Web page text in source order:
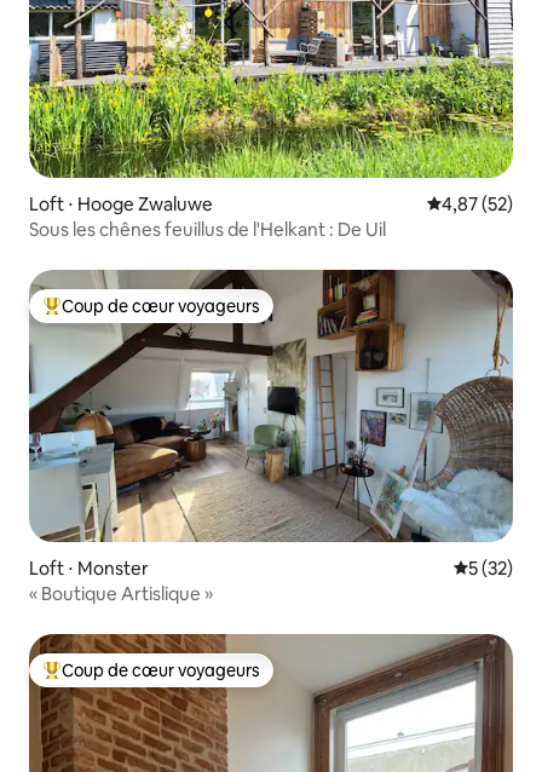
Loft ⋅ Hooge Zwaluwe Évaluation
4,87 (52)
Sous les chênes feuillus de l'Helkant : De Uil
Coups de cœur voyageurs les plus appréciés
Coup de cœur voyageurs
Loft ⋅ Monster
5 (32)
« Boutique Artislique »
Coups de cœur voyageurs les plus appréciés
Coup de cœur voyageurs